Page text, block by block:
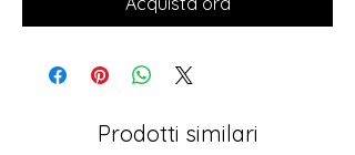
Prodotti similari